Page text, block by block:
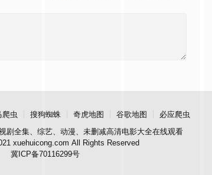
爬虫 搜狗蜘蛛 奇虎地图 谷歌地图
必应爬虫
剧全集、综艺、动漫、未删减高清电影大全在线观看
xuehuicong.com All Rights Reserved
冀ICP备70116299号